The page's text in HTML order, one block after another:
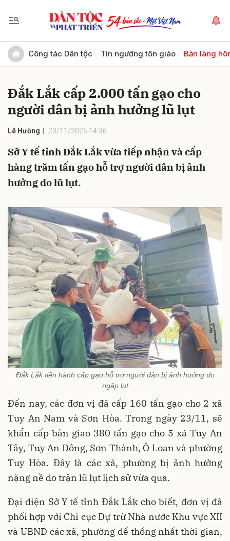
Công tác Dân tộc Tín ngưỡng tôn giáo Bản làng
Đắk Lắk cấp 2.000 tấn gạo cho
người dân bị ảnh hưởng lũ lụt
Lê Hường 23/11/2025 14:36
Sở Y tế tỉnh Đắk Lắk vừa tiếp nhận và cấp
hàng trăm tấn gạo hỗ trợ người dân bị ảnh
hưởng do lũ lụt.
Đắk Lắk tiến hành cấp gạo hỗ trợ người dân bị ảnh hưởng do
ngập lụt
Đến nay, các đơn vị đã cấp 160 tấn gạo cho 2 xã
Tuy An Nam và Sơn Hòa. Trong ngày 23/11, sẽ
khẩn cấp bàn giao 380 tấn gạo cho 5 xã Tuy An
Tây, Tuy An Đông, Sơn Thành, Ô Loan và phường
Tuy Hòa. Đây là các xã, phường bị ảnh hưởng
nặng nề do trận lũ lụt lịch sử vừa qua.
Đại diện Sở Y tế tỉnh Đắk Lắk cho biết, đơn vị đã
phối hợp với Chi cục Dự trữ Nhà nước Khu vực XII
và UBND các xã, phường để thống nhất thời gian,
Gửi bình luận
Hủy Gửi